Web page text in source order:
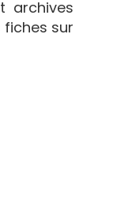
archives
sur